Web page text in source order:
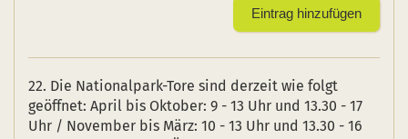
22. Die Nationalpark-Tore sind derzeit wie folgt
geöffnet: April bis Oktober: 9 - 13 Uhr und 13.30 - 17
Uhr / November bis März: 10 - 13 Uhr und 13.30 - 16